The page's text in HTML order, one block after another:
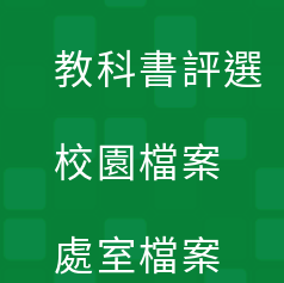
教科書評選
校園檔案
處室檔案